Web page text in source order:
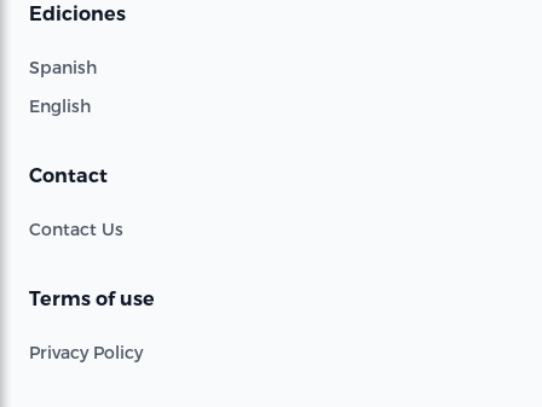
Ediciones
Spanish
English
Contact
Contact Us
Terms of use
Privacy Policy